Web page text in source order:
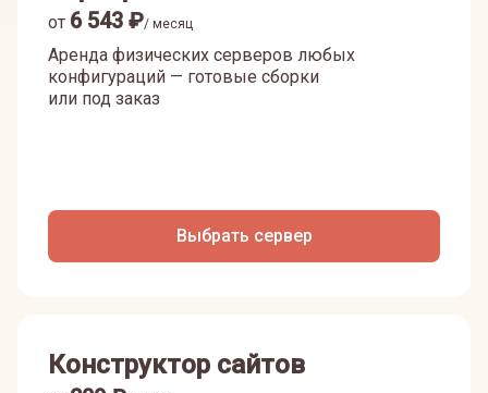
от 6 543 ₽/ месяц
Аренда физических серверов любых
конфигураций — готовые сборки
или под заказ
Выбрать сервер
Конструктор сайтов